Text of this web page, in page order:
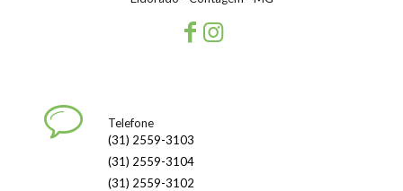
Telefone
(31) 2559-3103
(31) 2559-3104
(31) 2559-3102